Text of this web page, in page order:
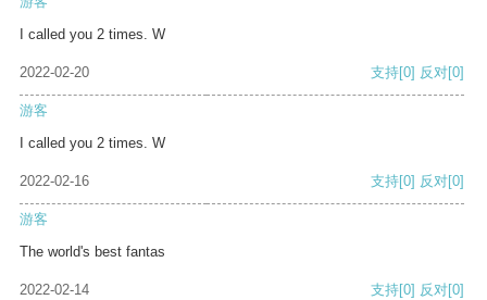
I called you 2 times. W
2022-02-20 支持[0] 反对[0]
游客
I called you 2 times. W
2022-02-16 支持[0] 反对[0]
游客
The world's best fantas
2022-02-14 支持[0] 反对[0]